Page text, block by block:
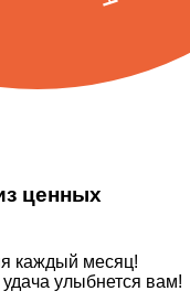
ценных
каждый месяц!
улыбнется вам!